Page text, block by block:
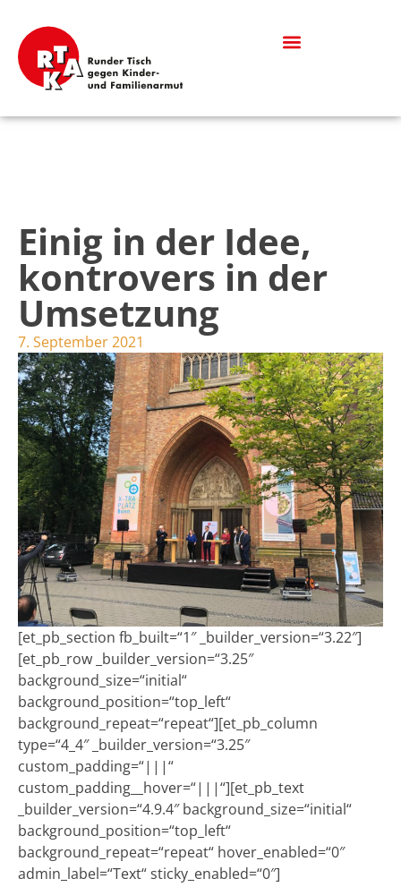
Einig in der Idee,
kontrovers in der
Umsetzung
7. September 2021
[et_pb_section fb_built=“1″ _builder_version=“3.22″]
[et_pb_row _builder_version=“3.25″
background_size=“initial“
background_position=“top_left“
background_repeat=“repeat“][et_pb_column
type=“4_4″ _builder_version=“3.25″
custom_padding=“|||“
custom_padding__hover=“|||“][et_pb_text
_builder_version=“4.9.4″ background_size=“initial“
background_position=“top_left“
background_repeat=“repeat“ hover_enabled=“0″
admin_label=“Text“ sticky_enabled=“0″]